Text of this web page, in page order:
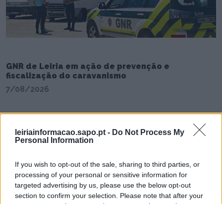
leiriainformacao.sapo.pt - Do Not Process My
Personal Information
If you wish to opt-out of the sale, sharing to third parties, or
processing of your personal or sensitive information for
targeted advertising by us, please use the below opt-out
section to confirm your selection. Please note that after your
GNR de Leiria em ação de prevenção e
fiscalização do caravanismo
7/08/2026